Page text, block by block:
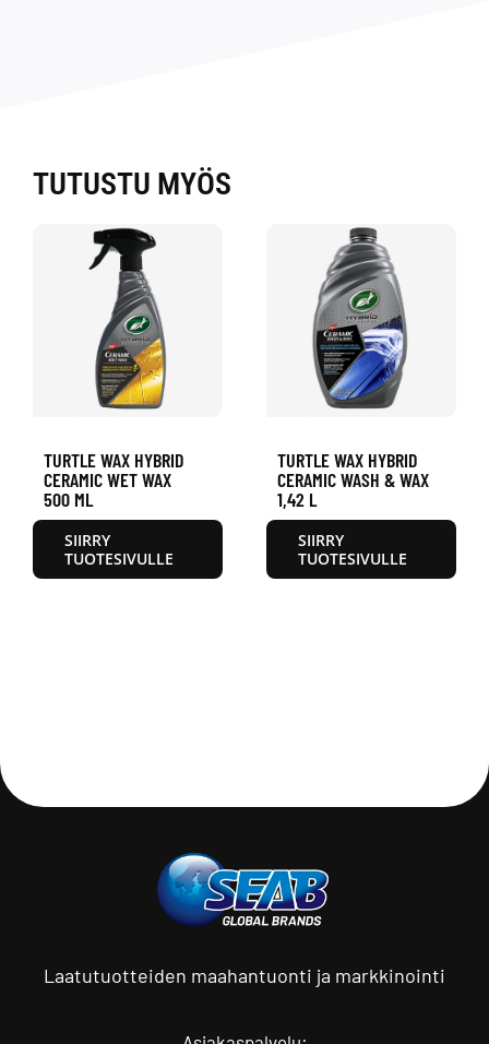
TUTUSTU MYÖS
TURTLE WAX HYBRID
CERAMIC WET WAX
500 ML
SIIRRY
TUOTESIVULLE
TURTLE WAX HYBRID
CERAMIC WASH & WAX
1,42 L
SIIRRY
TUOTESIVULLE
Laatutuotteiden maahantuonti ja markkinointi